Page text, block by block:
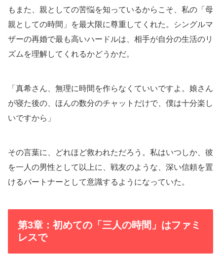
もまた、親としての苦悩を知っているからこそ、私の「母
親としての時間」を最大限に尊重してくれた。シングルマ
ザーの再婚で最も高いハードルは、相手が自分の生活のリ
ズムを理解してくれるかどうかだ。
「真希さん、無理に時間を作らなくていいですよ。娘さん
が寝た後の、ほんの数分のチャットだけで、僕は十分楽し
いですから」
その言葉に、どれほど救われただろう。私はいつしか、彼
を一人の男性として以上に、戦友のような、深い信頼を置
けるパートナーとして意識するようになっていた。
第3章：初めての「三人の時間」はファミ
レスで